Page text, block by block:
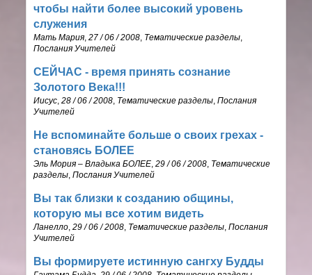
чтобы найти более высокий уровень
служения
Мать Мария ,27 / 06 / 2008 Тематические разделы
Послания Учителей
СЕЙЧАС - время принять сознание
Золотого Века!!!
Иисус ,28 / 06 / 2008 Тематические разделы ,Послания
Учителей
Не вспоминайте больше о своих грехах -
становясь БОЛЕЕ
Эль Мория – Владыка БОЛЕЕ ,29 / 06 / 2008 Тематические
разделы ,Послания Учителей
Вы так близки к созданию общины,
которую мы все хотим видеть
Ланелло ,29 / 06 / 2008 Тематические разделы ,Послания
Учителей
Вы формируете истинную сангху Будды